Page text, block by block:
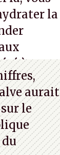
la
à tous
aurait
le